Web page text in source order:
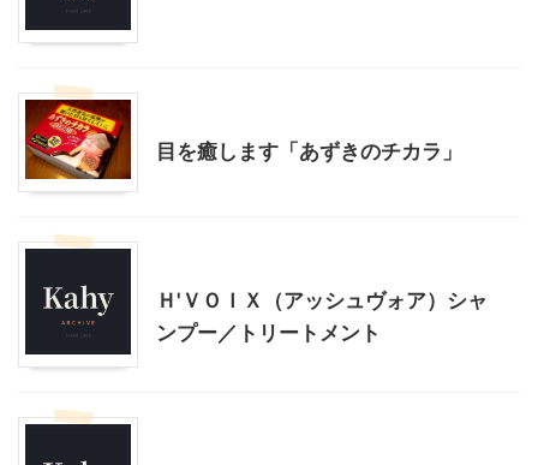
目を癒します「あずきのチカラ」
Ｈ'ＶＯＩＸ（アッシュヴォア）シャ
ンプー／トリートメント